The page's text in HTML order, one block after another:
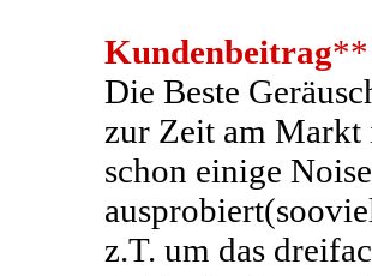
Kundenbeitrag**
Die Beste
zur Zeit am Markt
schon einige
z.T. um das